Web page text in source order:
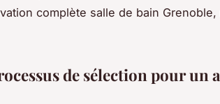
complète salle de bain Grenoble,
de sélection pour un